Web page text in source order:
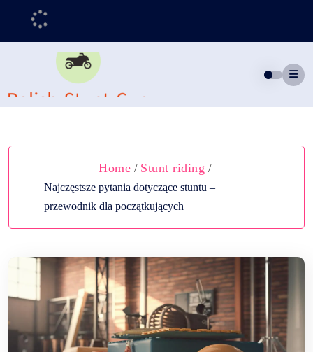
Home / Stunt riding /
Najczęstsze pytania dotyczące stuntu –
przewodnik dla początkujących